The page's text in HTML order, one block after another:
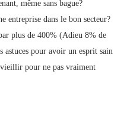
même sans bague?
entreprise dans le bon secteur?
plus de 400% (Adieu 8% de
astuces pour avoir un esprit sain
vieillir pour ne pas vraiment